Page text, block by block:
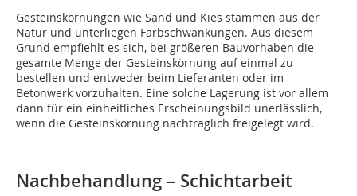
Gesteinskörnungen wie Sand und Kies stammen aus der
Natur und unterliegen Farbschwankungen. Aus diesem
Grund empfiehlt es sich, bei größeren Bauvorhaben die
gesamte Menge der Gesteinskörnung auf einmal zu
bestellen und entweder beim Lieferanten oder im
Betonwerk vorzuhalten. Eine solche Lagerung ist vor allem
dann für ein einheitliches Erscheinungsbild unerlässlich,
wenn die Gesteinskörnung nachträglich freigelegt wird.
Nachbehandlung – Schichtarbeit